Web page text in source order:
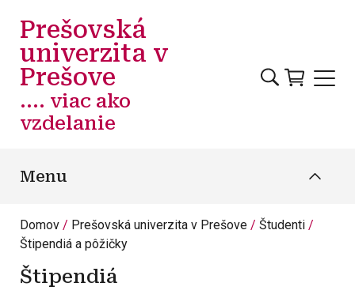
Prešovská
univerzita v
Prešove
.... viac ako
vzdelanie
Menu
Domov Prešovská univerzita v Prešove
Študenti
Štipendiá a pôžičky
Štipendiá